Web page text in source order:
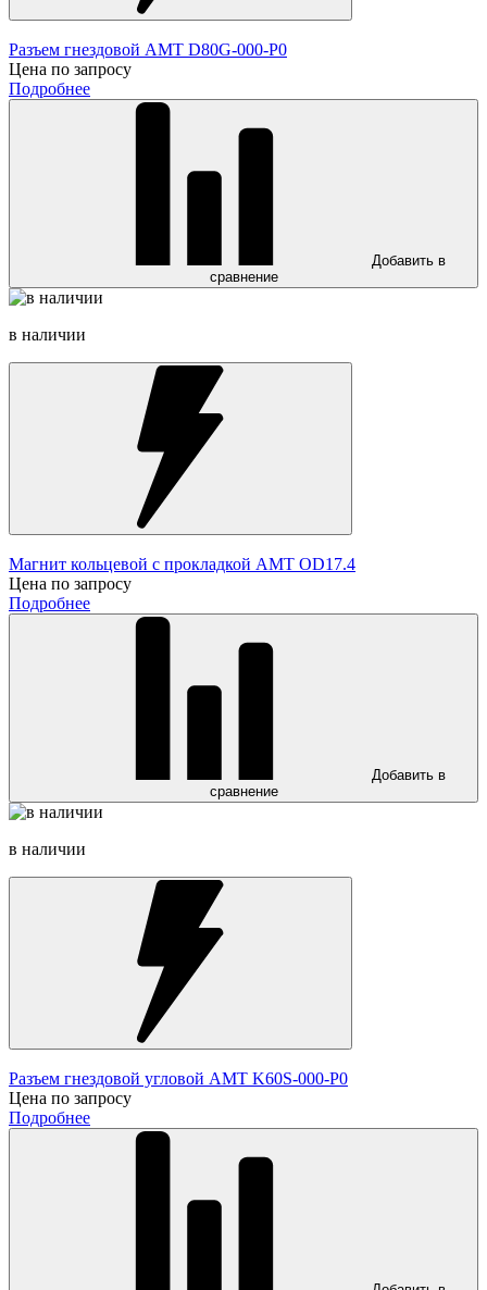
Разъем гнездовой AMT D80G-000-P0
Цена по запросу
Подробнее
Добавить в
сравнение
в наличии
Магнит кольцевой с прокладкой AMT OD17.4
Цена по запросу
Подробнее
Добавить в
сравнение
в наличии
Разъем гнездовой угловой AMT K60S-000-P0
Цена по запросу
Подробнее